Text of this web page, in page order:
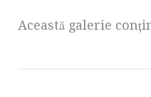
Această galerie